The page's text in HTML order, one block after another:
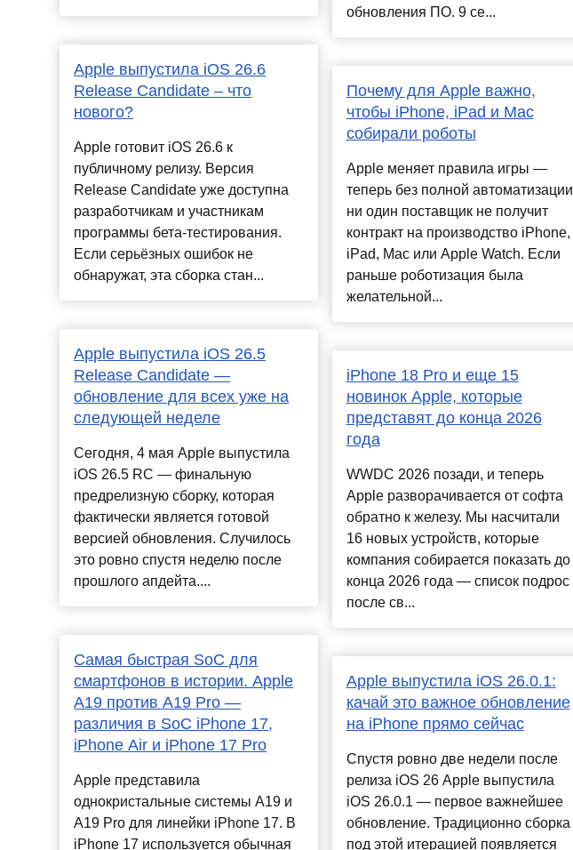
Apple выпустила iOS 26.6
Release Candidate – что
нового?
Apple готовит iOS 26.6 к
публичному релизу. Версия
Release Candidate уже доступна
разработчикам и участникам
программы бета-тестирования.
Если серьёзных ошибок не
обнаружат, эта сборка стан...
Apple выпустила iOS 26.5
Release Candidate —
обновление для всех уже на
следующей неделе
Сегодня, 4 мая Apple выпустила
iOS 26.5 RC — финальную
предрелизную сборку, которая
фактически является готовой
версией обновления. Случилось
это ровно спустя неделю после
прошлого апдейта....
Самая быстрая SoC для
смартфонов в истории. Apple
A19 против A19 Pro —
различия в SoC iPhone 17,
iPhone Air и iPhone 17 Pro
Apple представила
однокристальные системы A19 и
A19 Pro для линейки iPhone 17. В
iPhone 17 используется обычная
обновления ПО. 9 се...
Почему для Apple важно,
чтобы iPhone, iPad и Mac
собирали роботы
Apple меняет правила игры —
теперь без полной автоматизации
ни один поставщик не получит
контракт на производство iPhone,
iPad, Mac или Apple Watch. Если
раньше роботизация была
желательной...
iPhone 18 Pro и еще 15
новинок Apple, которые
представят до конца 2026
года
WWDC 2026 позади, и теперь
Apple разворачивается от софта
обратно к железу. Мы насчитали
16 новых устройств, которые
компания собирается показать до
конца 2026 года — список подрос
после св...
Apple выпустила iOS 26.0.1:
качай это важное обновление
на iPhone прямо сейчас
Спустя ровно две недели после
релиза iOS 26 Apple выпустила
iOS 26.0.1 — первое важнейшее
обновление. Традиционно сборка
под этой итерацией появляется